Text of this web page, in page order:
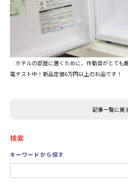
ホテルの部屋に置くために、作動音がとても
電テスト中！新品定価6万円以上のお品です！
記事一覧に戻
検索
キーワードから探す